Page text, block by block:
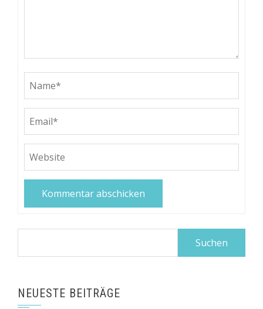
NEUESTE BEITRÄGE